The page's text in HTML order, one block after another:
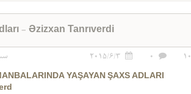
- Əzizxan Tanrıverdi
0
2015/6/3
YAŞAYAN ŞAXS ADLARI